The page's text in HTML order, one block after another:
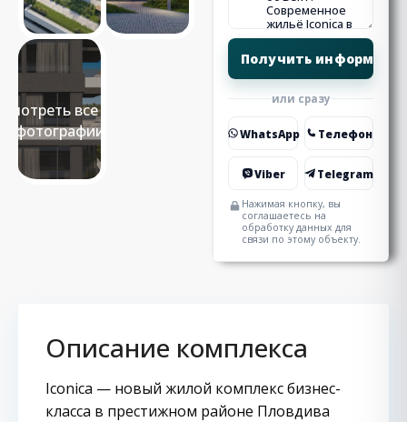
Смотреть все 23
фотографии
или сразу
WhatsApp Телефон
Viber Telegram
Нажимая кнопку, вы
соглашаетесь на
обработку данных для
связи по этому объекту.
Описание комплекса
Iconica — новый жилой комплекс бизнес-
класса в престижном районе Пловдива